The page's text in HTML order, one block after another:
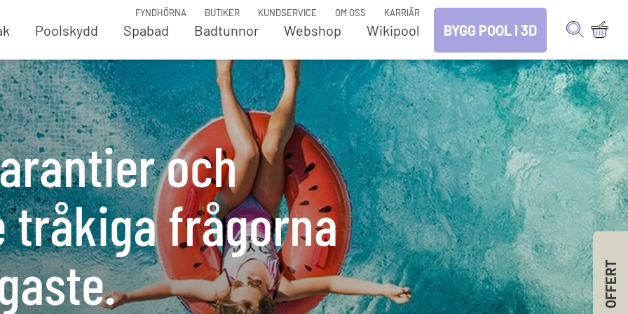
Poolskydd Spabad Badtunnor Webshop
URSTARK
Magnelis
Fantasy
detaljer
och inlopp
- Liner
och stegar
Pooltak
Azure Flat Compact
Azure Flat Compact -
Byggsats
ORLANDO® Spadome
Parade
Parade Low
Terra™
Viva™
Poolskydd
AqvisDeck
Automatiska poolskydd
Manuella poolskydd
Vattenrening
Kopplingar och rör
Mät- och
doseringsanläggningar
Pumpar
Saltklorinator
Sandfilter
UV-rening
Poolvård & kemikalier
Poolkemikalier
Poolrobotar
Städutrustning
Vattentester
Reservdelar – Pool
Belysning
Bräddavlopp
Inlopp
Jet Swim
Mät & Dosering
Poolrobotar
Poolskydd
Pooltak
Pooltak (Lösa delar)
Pumpar
Saltklorinator
Sandfilter
UV-rening
Wikipool
FYNDHÖRNA BUTIKER KUNDSERVICE OM OSS KARRIÄR
BYGG POOL I 3D
och
tråkiga frågorna
OFFERT